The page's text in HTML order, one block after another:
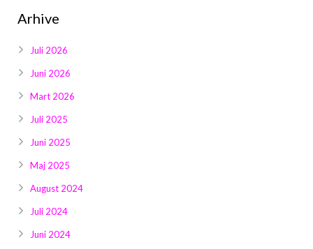
Galerija 2025
Arhive
Juli 2026
Juni 2026
Mart 2026
Juli 2025
Juni 2025
Maj 2025
August 2024
Juli 2024
Juni 2024